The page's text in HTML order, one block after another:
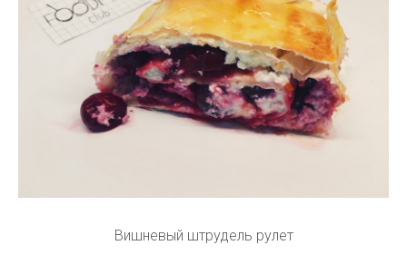
Вишневый штрудель рулет